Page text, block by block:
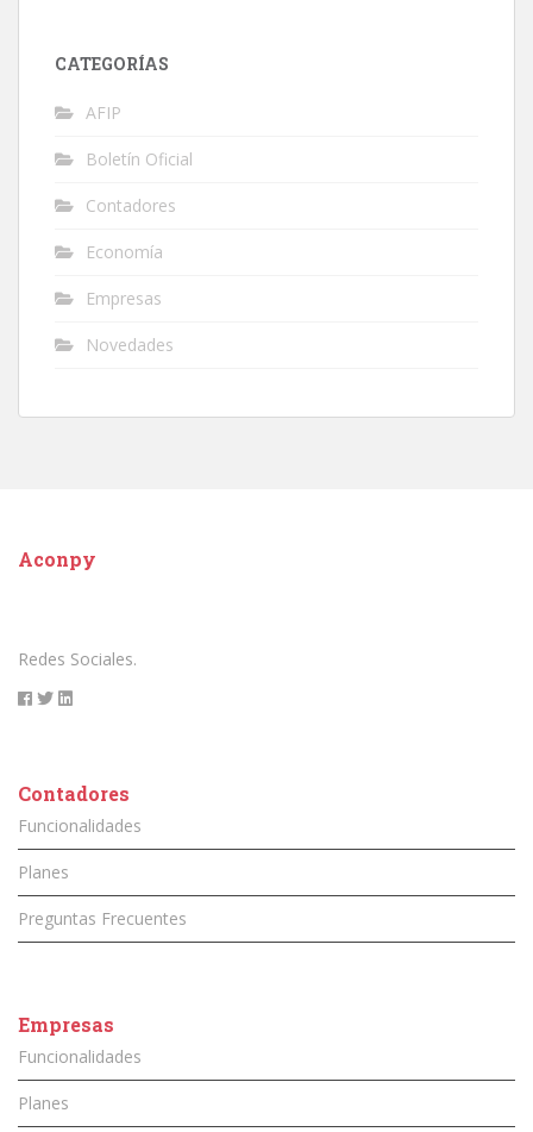
CATEGORÍAS
AFIP
Boletín Oficial
Contadores
Economía
Empresas
Novedades
Aconpy
Redes Sociales.
Contadores
Funcionalidades
Planes
Preguntas Frecuentes
Empresas
Funcionalidades
Planes